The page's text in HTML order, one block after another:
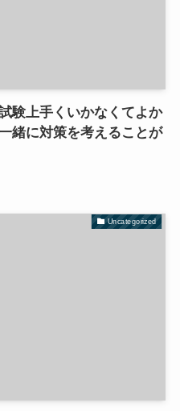
験上手くいかなくてよか
緒に対策を考えることが
Uncategorized